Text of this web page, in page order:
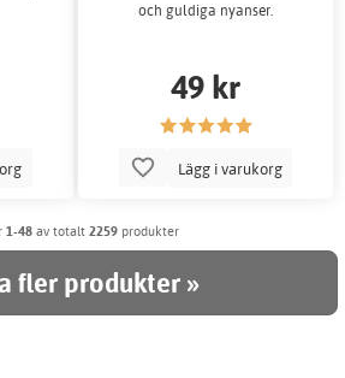
och guldiga nyanser.
49 kr
Lägg i varukorg
1-48 av totalt 2259 produkter
fler produkter »